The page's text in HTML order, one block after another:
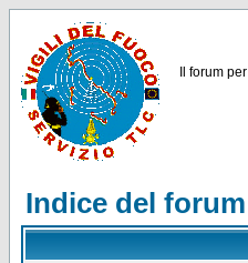
Il forum per
Indice del forum